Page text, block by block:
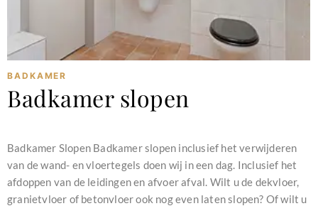
BADKAMER
Badkamer slopen
Badkamer Slopen Badkamer slopen inclusief het verwijderen
van de wand- en vloertegels doen wij in een dag. Inclusief het
afdoppen van de leidingen en afvoer afval. Wilt u de dekvloer,
granietvloer of betonvloer ook nog even laten slopen? Of wilt u